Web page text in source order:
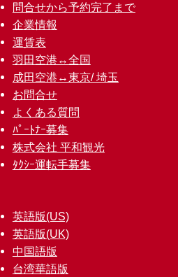
問合せから予約完了まで
企業情報
運賃表
羽田空港↔︎全国
成田空港↔︎東京/ 埼玉
お問合せ
よくある質問
ﾊﾟｰﾄﾅｰ募集
株式会社 平和観光
ﾀｸｼｰ運転手募集
英語版(US)
英語版(UK)
中国語版
台湾華語版